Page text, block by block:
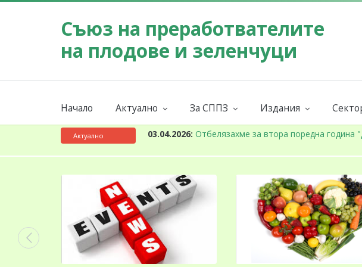
Съюз на преработвателите
на плодове и зеленчуци
Начало Актуално За СППЗ Издания
Актуално 03.04.2026:Отбелязахме за втора поредна година